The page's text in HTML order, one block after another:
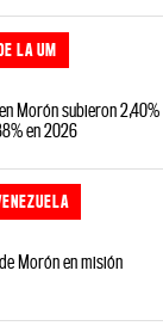
LA UM
Morón subieron 2,40%
en 2026
Morón en misión